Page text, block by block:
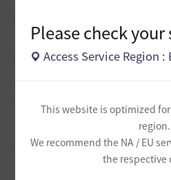
Please check
Access Service Region
This website is optimized
region.
We recommend the NA / EU
the respective
9
＜ジェピロスバフ＞予定時
エレメル
0 812 セルベリア
【初心者さまへ】装備更新の
1.1K セルベリア
【初心者さまへ】7月30日の